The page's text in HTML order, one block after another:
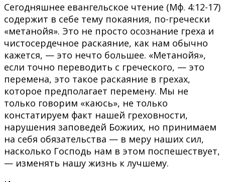
Сегодняшнее евангельское чтение (Мф. 4:12-17)
содержит в себе тему покаяния, по-гречески
«метанойя». Это не просто осознание греха и
чистосердечное раскаяние, как нам обычно
кажется, — это нечто большее. «Метанойя»,
если точно переводить с греческого, — это
перемена, это такое раскаяние в грехах,
которое предполагает перемену. Мы не
только говорим «каюсь», не только
констатируем факт нашей греховности,
нарушения заповедей Божиих, но принимаем
на себя обязательства — в меру наших сил,
насколько Господь нам в этом поспешествует,
— изменять нашу жизнь к лучшему.